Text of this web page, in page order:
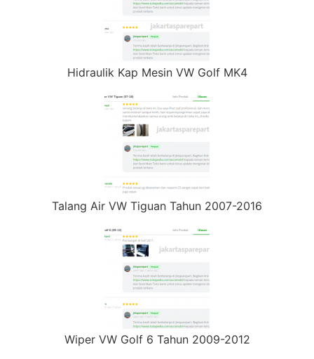
Hidraulik Kap Mesin VW Golf MK4
Talang Air VW Tiguan Tahun 2007-2016
Wiper VW Golf 6 Tahun 2009-2012